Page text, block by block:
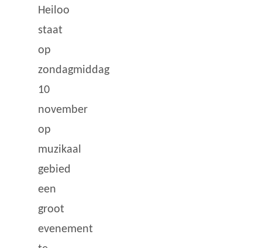
Heiloo
staat
op
zondagmiddag
10
november
op
muzikaal
gebied
een
groot
evenement